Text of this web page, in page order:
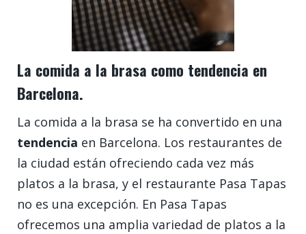
La comida a la brasa como tendencia en
Barcelona.
La comida a la brasa se ha convertido en una
tendencia en Barcelona. Los restaurantes de
la ciudad están ofreciendo cada vez más
platos a la brasa, y el restaurante Pasa Tapas
no es una excepción. En Pasa Tapas
ofrecemos una amplia variedad de platos a la